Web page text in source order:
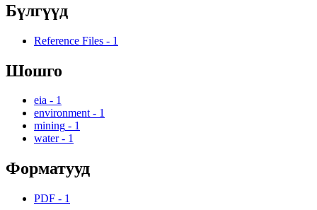
Бүлгүүд
Reference Files - 1
Шошго
eia - 1
environment - 1
mining - 1
water - 1
Форматууд
PDF - 1